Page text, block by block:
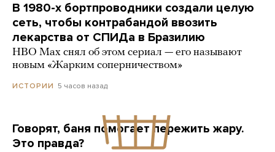
В 1980-х бортпроводники создали целую
сеть, чтобы контрабандой ввозить
лекарства от СПИДа в Бразилию
HBO Max снял об этом сериал — его называют
новым «Жарким соперничеством»
ИСТОРИИ 5 часов назад
Говорят, баня помогает пережить жару.
Это правда?